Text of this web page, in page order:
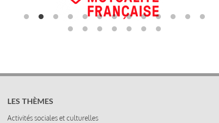
LES THÈMES
Activités sociales et culturelles